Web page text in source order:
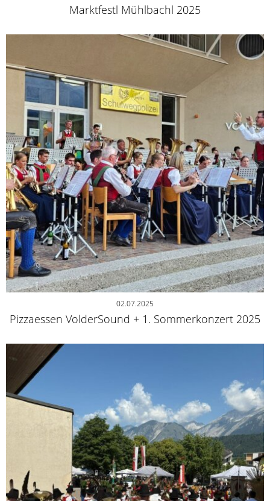
Marktfestl Mühlbachl 2025
02.07.2025
Pizzaessen VolderSound + 1. Sommerkonzert 2025